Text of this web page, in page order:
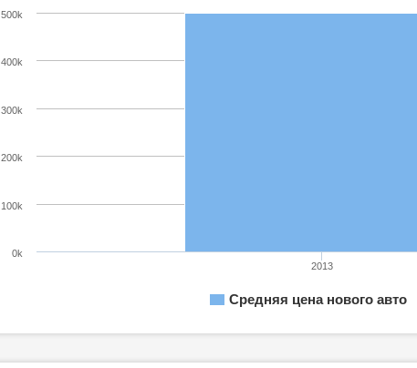
Средняя цена нового авто
2013
0k
100k
200k
300k
400k
500k